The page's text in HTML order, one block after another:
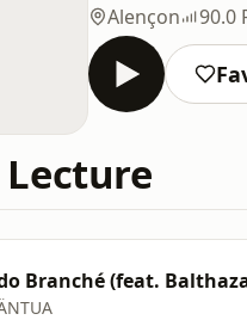
Alençon
90.0
Branché (feat.